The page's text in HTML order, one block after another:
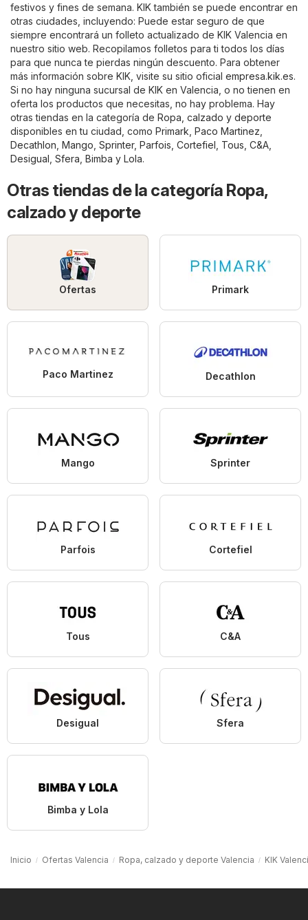
festivos y fines de semana. KIK también se puede encontrar en
otras ciudades, incluyendo: Puede estar seguro de que
siempre encontrará un folleto actualizado de KIK Valencia en
nuestro sitio web. Recopilamos folletos para ti todos los días
para que nunca te pierdas ningún descuento. Para obtener
más información sobre KIK, visite su sitio oficial empresa.kik.es.
Si no hay ninguna sucursal de KIK en Valencia, o no tienen en
oferta los productos que necesitas, no hay problema. Hay
otras tiendas en la categoría de Ropa, calzado y deporte
disponibles en tu ciudad, como Primark Paco Martinez
Decathlon Mango Sprinter, Parfois Cortefiel Tous C&A
Desigual Sfera Bimba y Lola.
Otras tiendas de la categoría Ropa,
calzado y deporte
Ofertas Primark
Paco Martinez Decathlon
Mango Sprinter
Parfois Cortefiel
Tous C&A
Desigual Sfera
Bimba y Lola
Inicio Ofertas Valencia Ropa, calzado y deporte Valencia KIK